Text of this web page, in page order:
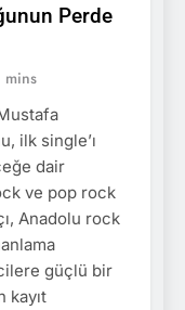
Perde
mins
ilk single’ı
dair
ve pop rock
Anadolu rock
güçlü bir
kayıt